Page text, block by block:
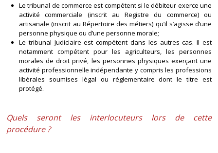
Le tribunal de commerce est compétent si le débiteur exerce une
activité commerciale (inscrit au Registre du commerce) ou
artisanale (inscrit au Répertoire des métiers) qu’il s’agisse d’une
personne physique ou d’une personne morale;
Le tribunal Judiciaire est compétent dans les autres cas. Il est
notamment compétent pour les agriculteurs, les personnes
morales de droit privé, les personnes physiques exerçant une
activité professionnelle indépendante y compris les professions
libérales soumises légal ou réglementaire dont le titre est
protégé.
Quels seront les interlocuteurs lors de cette
procédure ?